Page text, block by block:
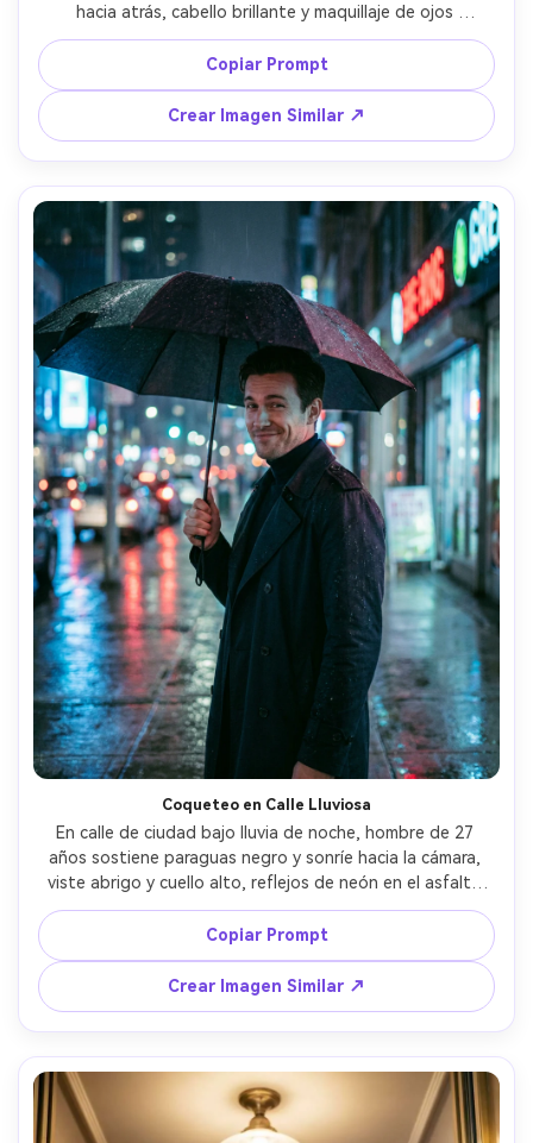
hacia atrás, cabello brillante y maquillaje de ojos
ahumados, luces prácticas con luz de borde sutil, tomada
con 50mm f/1.2, encuadre vertical de cuerpo completo a
mitad, ambiente cinematográfico de suspense, textura
fotorealista de piel, sombras naturales, contraste de
película, alta resolución --ar 4:5
Copiar Prompt
Crear Imagen Similar ↗
Coqueteo en Calle Lluviosa
En calle de ciudad bajo lluvia de noche, hombre de 27
años sostiene paraguas negro y sonríe hacia la cámara,
viste abrigo y cuello alto, reflejos de neón en el asfalto
mojado, luz de neón con contraluz fría, bokeh de 85mm
f/1.8, encuadre medio cuerpo, tensión romántica
juguetona, gotas de agua y tela realistas, enfoque
nítido, gradación cinematográfica de color --ar 4:5
Copiar Prompt
Crear Imagen Similar ↗